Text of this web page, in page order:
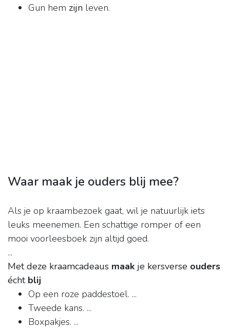
Gun hem zijn leven.
Waar maak je ouders blij mee?
Als je op kraambezoek gaat, wil je natuurlijk iets
leuks meenemen. Een schattige romper of een
mooi voorleesboek zijn altijd goed.
...
Met deze kraamcadeaus maak je kersverse ouders
écht blij
Op een roze paddestoel. ...
Tweede kans. ...
Boxpakjes. ...